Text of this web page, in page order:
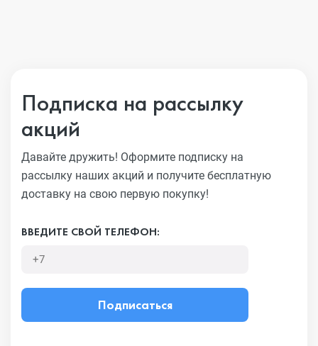
Подписка на рассылку
акций
Давайте дружить! Оформите подписку на
рассылку наших акций и получите бесплатную
доставку на свою первую покупку!
ВВЕДИТЕ СВОЙ ТЕЛЕФОН:
Подписаться